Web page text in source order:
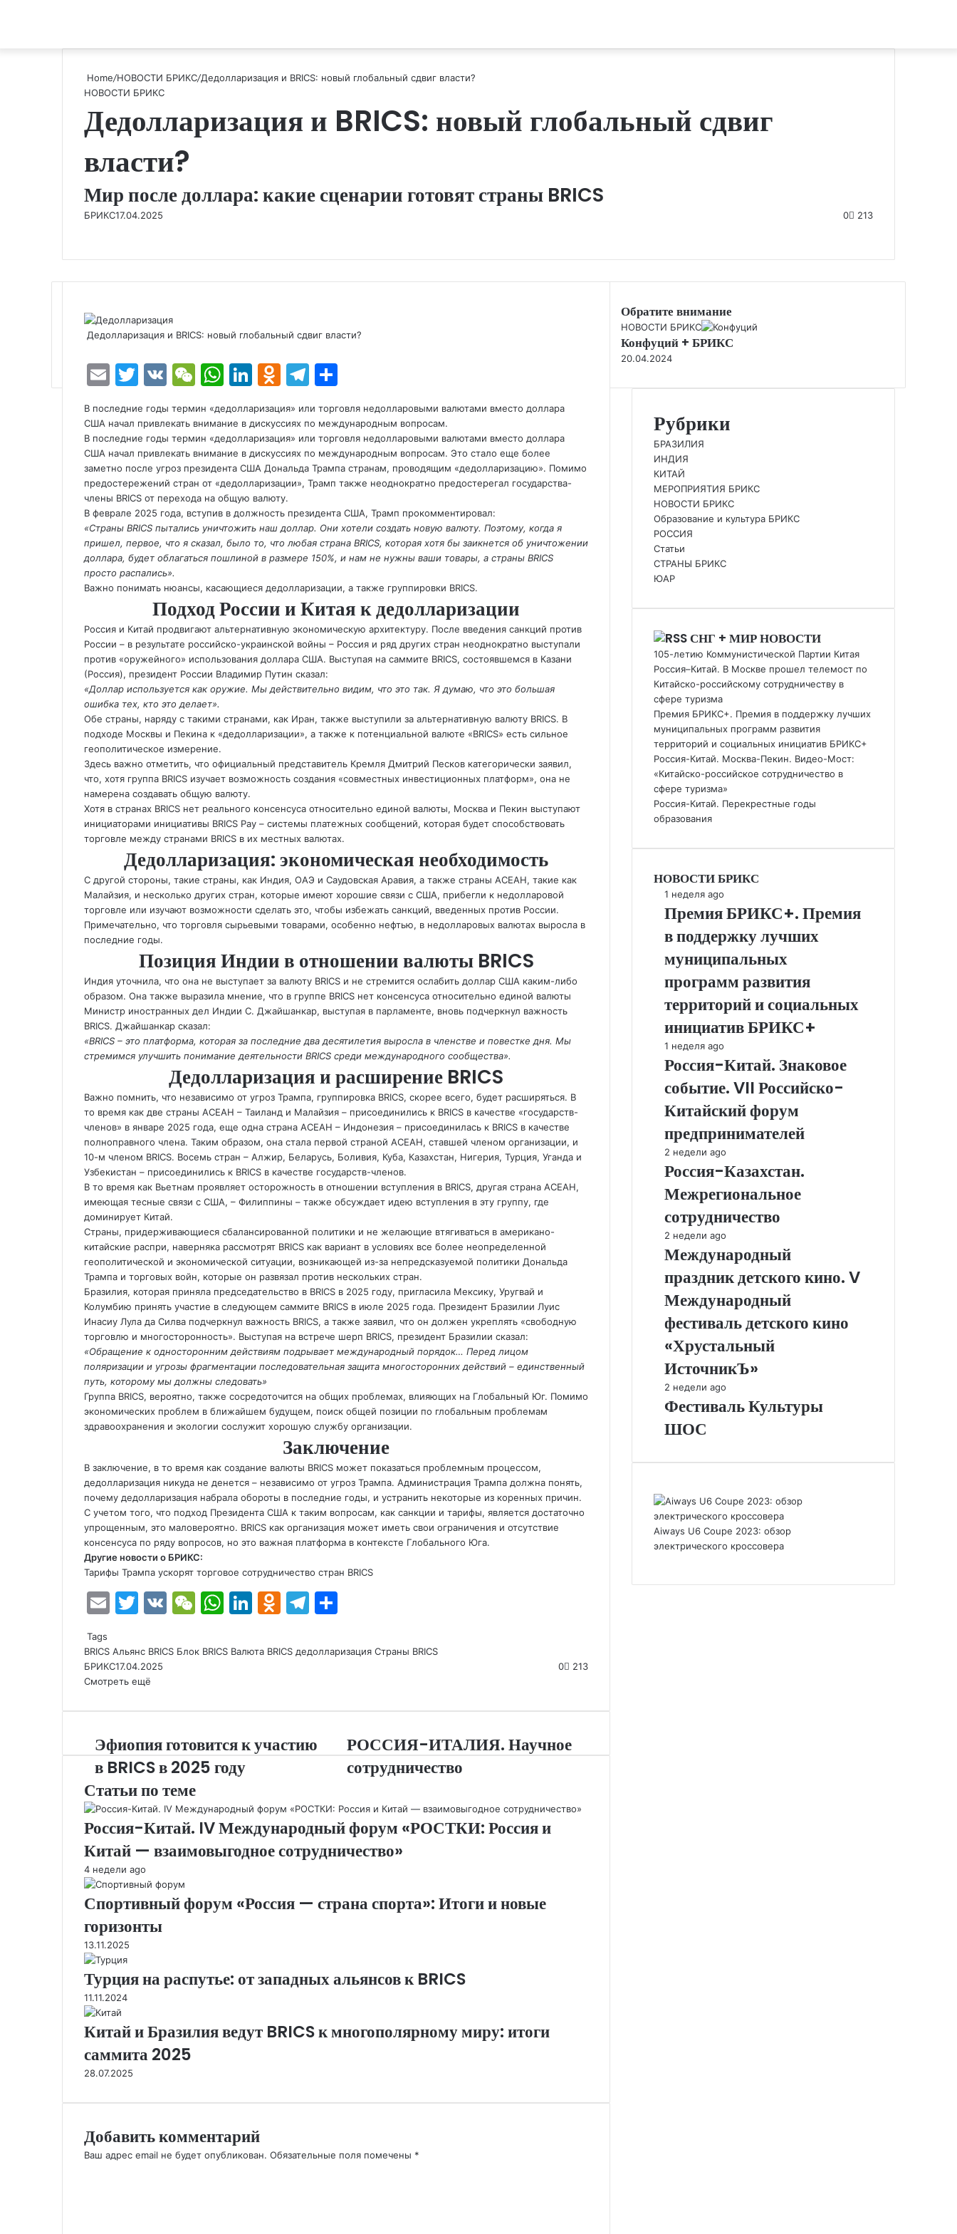
Home/НОВОСТИ БРИКС/Дедолларизация и BRICS: новый глобальный сдвиг власти?
НОВОСТИ БРИКС
Дедолларизация и BRICS: новый глобальный сдвиг
власти?
Мир после доллара: какие сценарии готовят страны BRICS
БРИКС17.04.2025 0 213
Дедолларизация и BRICS: новый глобальный сдвиг власти?
E
ai
l
T
itt
er
V
W
C
h
at
W
at
s
A
p
p
Li
k
e
dI
n
O
n
o
kl
a
s
s
ni
ki
T
e
gr
a
m
п
р
а
в
и
т
ь
В последние годы термин «дедолларизация» или торговля недолларовыми валютами вместо доллара
США начал привлекать внимание в дискуссиях по международным вопросам.
В последние годы термин «дедолларизация» или торговля недолларовыми валютами вместо доллара
США начал привлекать внимание в дискуссиях по международным вопросам. Это стало еще более
заметно после угроз президента США Дональда Трампа странам, проводящим «дедолларизацию». Помимо
предостережений стран от «дедолларизации», Трамп также неоднократно предостерегал государства-
члены BRICS от перехода на общую валюту.
В феврале 2025 года, вступив в должность президента США, Трамп прокомментировал:
«Страны BRICS пытались уничтожить наш доллар. Они хотели создать новую валюту. Поэтому, когда я
пришел, первое, что я сказал, было то, что любая страна BRICS, которая хотя бы заикнется об уничтожении
доллара, будет облагаться пошлиной в размере 150%, и нам не нужны ваши товары, а страны BRICS
просто распались».
Важно понимать нюансы, касающиеся дедолларизации, а также группировки BRICS.
Подход России и Китая к дедолларизации
Россия и Китай продвигают альтернативную экономическую архитектуру. После введения санкций против
России – в результате российско-украинской войны – Россия и ряд других стран неоднократно выступали
против «оружейного» использования доллара США. Выступая на саммите BRICS, состоявшемся в Казани
(Россия), президент России Владимир Путин сказал:
«Доллар используется как оружие. Мы действительно видим, что это так. Я думаю, что это большая
ошибка тех, кто это делает».
Обе страны, наряду с такими странами, как Иран, также выступили за альтернативную валюту BRICS. В
подходе Москвы и Пекина к «дедолларизации», а также к потенциальной валюте «BRICS» есть сильное
геополитическое измерение.
Здесь важно отметить, что официальный представитель Кремля Дмитрий Песков категорически заявил,
что, хотя группа BRICS изучает возможность создания «совместных инвестиционных платформ», она не
намерена создавать общую валюту.
Хотя в странах BRICS нет реального консенсуса относительно единой валюты, Москва и Пекин выступают
инициаторами инициативы BRICS Pay – системы платежных сообщений, которая будет способствовать
торговле между странами BRICS в их местных валютах.
Дедолларизация: экономическая необходимость
С другой стороны, такие страны, как Индия, ОАЭ и Саудовская Аравия, а также страны АСЕАН, такие как
Малайзия, и несколько других стран, которые имеют хорошие связи с США, прибегли к недолларовой
торговле или изучают возможности сделать это, чтобы избежать санкций, введенных против России.
Примечательно, что торговля сырьевыми товарами, особенно нефтью, в недолларовых валютах выросла в
последние годы.
Позиция Индии в отношении валюты BRICS
Индия уточнила, что она не выступает за валюту BRICS и не стремится ослабить доллар США каким-либо
образом. Она также выразила мнение, что в группе BRICS нет консенсуса относительно единой валюты
Министр иностранных дел Индии С. Джайшанкар, выступая в парламенте, вновь подчеркнул важность
BRICS. Джайшанкар сказал:
«BRICS – это платформа, которая за последние два десятилетия выросла в членстве и повестке дня. Мы
стремимся улучшить понимание деятельности BRICS среди международного сообщества».
Дедолларизация и расширение BRICS
Важно помнить, что независимо от угроз Трампа, группировка BRICS, скорее всего, будет расширяться. В
то время как две страны АСЕАН – Таиланд и Малайзия – присоединились к BRICS в качестве «государств-
членов» в январе 2025 года, еще одна страна АСЕАН – Индонезия – присоединилась к BRICS в качестве
полноправного члена. Таким образом, она стала первой страной АСЕАН, ставшей членом организации, и
10-м членом BRICS. Восемь стран – Алжир, Беларусь, Боливия, Куба, Казахстан, Нигерия, Турция, Уганда и
Узбекистан – присоединились к BRICS в качестве государств-членов.
В то время как Вьетнам проявляет осторожность в отношении вступления в BRICS, другая страна АСЕАН,
имеющая тесные связи с США, – Филиппины – также обсуждает идею вступления в эту группу, где
доминирует Китай.
Страны, придерживающиеся сбалансированной политики и не желающие втягиваться в американо-
китайские распри, наверняка рассмотрят BRICS как вариант в условиях все более неопределенной
геополитической и экономической ситуации, возникающей из-за непредсказуемой политики Дональда
Трампа и торговых войн, которые он развязал против нескольких стран.
Бразилия, которая приняла председательство в BRICS в 2025 году, пригласила Мексику, Уругвай и
Колумбию принять участие в следующем саммите BRICS в июле 2025 года. Президент Бразилии Луис
Инасиу Лула да Силва подчеркнул важность BRICS, а также заявил, что он должен укреплять «свободную
торговлю и многосторонность». Выступая на встрече шерп BRICS, президент Бразилии сказал:
«Обращение к односторонним действиям подрывает международный порядок… Перед лицом
поляризации и угрозы фрагментации последовательная защита многосторонних действий – единственный
путь, которому мы должны следовать»
Группа BRICS, вероятно, также сосредоточится на общих проблемах, влияющих на Глобальный Юг. Помимо
экономических проблем в ближайшем будущем, поиск общей позиции по глобальным проблемам
здравоохранения и экологии сослужит хорошую службу организации.
Заключение
В заключение, в то время как создание валюты BRICS может показаться проблемным процессом,
дедолларизация никуда не денется – независимо от угроз Трампа. Администрация Трампа должна понять,
почему дедолларизация набрала обороты в последние годы, и устранить некоторые из коренных причин.
С учетом того, что подход Президента США к таким вопросам, как санкции и тарифы, является достаточно
упрощенным, это маловероятно. BRICS как организация может иметь свои ограничения и отсутствие
консенсуса по ряду вопросов, но это важная платформа в контексте Глобального Юга.
Другие новости о БРИКС:
Тарифы Трампа ускорят торговое сотрудничество стран BRICS
E
ai
l
T
itt
er
V
W
C
W
at
p
p
Li
k
n
O
n
a
s
s
ki
T
e
m
п
в
и
т
Tags
BRICS Альянс BRICS Блок BRICS Валюта BRICS дедолларизация Страны BRICS
БРИКС17.04.2025 0
213
Смотреть ещё
Эфиопия готовится к участию
в BRICS в 2025 году
РОССИЯ-ИТАЛИЯ. Научное
сотрудничество
Статьи по теме
Россия-Китай. IV Международный форум «РОСТКИ: Россия и
Китай — взаимовыгодное сотрудничество»
4 недели ago
Спортивный форум «Россия — страна спорта»: Итоги и новые
горизонты
13.11.2025
Турция на распутье: от западных альянсов к BRICS
11.11.2024
Китай и Бразилия ведут BRICS к многополярному миру: итоги
саммита 2025
28.07.2025
Добавить комментарий
Ваш адрес email не будет опубликован. Обязательные поля помечены *
Обратите внимание
Close
НОВОСТИ БРИКС
Конфуций + БРИКС
20.04.2024
Рубрики
БРАЗИЛИЯ
ИНДИЯ
КИТАЙ
МЕРОПРИЯТИЯ БРИКС
НОВОСТИ БРИКС
Образование и культура БРИКС
РОССИЯ
Статьи
СТРАНЫ БРИКС
ЮАР
СНГ + МИР НОВОСТИ
105-летию Коммунистической Партии Китая
Россия–Китай. В Москве прошел телемост по
Китайско-российскому сотрудничеству в
сфере туризма
Премия БРИКС+. Премия в поддержку лучших
муниципальных программ развития
территорий и социальных инициатив БРИКС+
Россия-Китай. Москва-Пекин. Видео-Мост:
«Китайско-российское сотрудничество в
сфере туризма»
Россия-Китай. Перекрестные годы
образования
НОВОСТИ БРИКС
Премия
БРИКС+.
Премия
в
лучших
муниципальных
развития
территорий
и
социальных
инициатив
БРИКС+
1 неделя ago
Премия БРИКС+. Премия
в поддержку лучших
муниципальных
программ развития
территорий и социальных
инициатив БРИКС+
Россия-
Китай.
событие.
VII
Российско-
Китайский
форум
предпринимателей
1 неделя ago
Россия-Китай. Знаковое
событие. VII Российско-
Китайский форум
предпринимателей
Россия-
Казахстан.
сотрудничество
2 недели ago
Россия-Казахстан.
Межрегиональное
сотрудничество
Международный
праздник
детского
кино.
V
Международный
фестиваль
детского
кино
«Хрустальный
ИсточникЪ»
2 недели ago
Международный
праздник детского кино. V
Международный
фестиваль детского кино
«Хрустальный
ИсточникЪ»
Фестиваль
Культуры
2 недели ago
Фестиваль Культуры
ШОС
Aiways U6 Coupe 2023: обзор
электрического кроссовера